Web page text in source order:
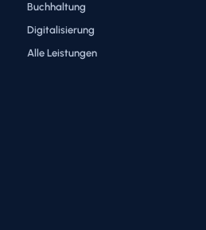
Buchhaltung
Digitalisierung
Alle Leistungen